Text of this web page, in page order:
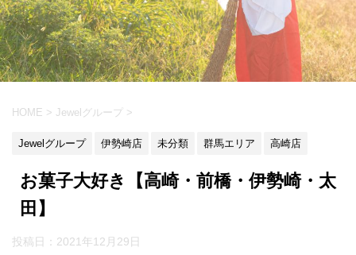
HOME > Jewelグループ >
Jewelグループ 伊勢崎店 未分類 群馬エリア 高崎店
お菓子大好き【高崎・前橋・伊勢崎・太
田】
投稿日： 2021年12月29日